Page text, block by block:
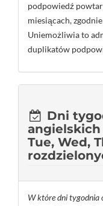
podpowiedź
miesiącach,
Uniemożliwia to
duplikatów
Dni
Tue, Wed,
W które dni tygodnia